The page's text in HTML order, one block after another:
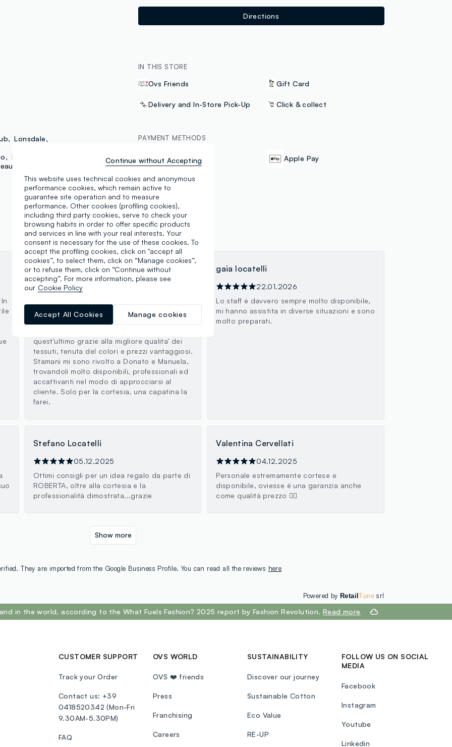
Directions
Lonsdale
B. Angel
Routine
IN THIS STORE
Ovs Friends Gift Card
Delivery and In-Store Pick-Up Click & collect
PAYMENT METHODS
Samsung Pay Apple Pay
MATTIA VAVASSORI
23.02.2026
giovane. Vasta scelta a prezzi competitivi.
OVS che in fase iniziale nacque come
quest'ultimo grazie alla migliore qualita' dei
tessuti, tenuta del colori e prezzi vantaggiosi.
Stamani mi sono rivolto a Donato e Manuela,
trovandoli molto disponibili, professionali ed
accattivanti nel modo di approcciarsi al
cliente. Solo per la cortesia, una capatina la
farei.
gaia locatelli
22.01.2026
Lo staff è davvero sempre molto disponibile,
mi hanno assistita in diverse situazioni e sono
molto preparati.
Stefano Locatelli
05.12.2025
Ottimi consigli per un idea regalo da parte di
ROBERTA, oltre alla cortesia e la
professionalità dimostrata...grazie
Valentina Cervellati
04.12.2025
Personale estremamente cortese e
disponibile, oviesse è una garanzia anche
come qualità prezzo 👍🏼
They are imported from the Google Business Profile. You can read all the reviews here
Show more
Powered by RetailTunesrl
in the world, according to the What Fuels Fashion? 2025 report by Fashion Revolution.Read more
CUSTOMER SUPPORT
Track your Order
Contact us: +39
0418520342 (Mon-Fri
9.30AM-5.30PM)
FAQ
OVS WORLD
OVS ❤️ friends
Press
Franchising
Careers
SUSTAINABILITY
Discover our journey
Sustainable Cotton
Eco Value
RE-UP
FOLLOW US ON SOCIAL
MEDIA
Facebook
Instagram
Youtube
Linkedin
This website uses technical cookies and anonymous
performance cookies, which remain active to
guarantee site operation and to measure
performance. Other cookies (profiling cookies),
including third party cookies, serve to check your
browsing habits in order to offer specific products
and services in line with your real interests. Your
consent is necessary for the use of these cookies. To
accept the profiling cookies, click on "accept all
cookies”, to select them, click on “Manage cookies”,
or to refuse them, click on “Continue without
accepting”. For more information, please see
our Cookie Policy
Manage cookies
Accept All Cookies
Continue without Accepting